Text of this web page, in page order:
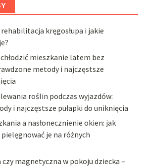
kręgosłupa i jakie
mieszkanie latem bez
metody i najczęstsze
roślin podczas wyjazdów:
i najczęstsze pułapki do uniknięcia
a nasłonecznienie okien: jak
je na różnych
magnetyczna w pokoju dziecka –